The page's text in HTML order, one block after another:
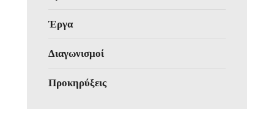
Έργα
Διαγωνισμοί
Προκηρύξεις